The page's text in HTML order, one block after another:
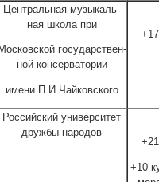
Цен­траль­ная музы­каль­
ная шко­ла при
Мос­ков­ской госу­дар­ствен­
ной консерватории
име­ни П.И.Чайковского
Рос­сий­ский уни­вер­си­тет
друж­бы народов
+10